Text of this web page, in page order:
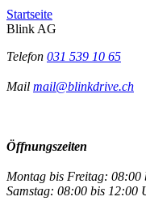
Startseite
Blink AG
Telefon 031 539 10 65
Mail mail@blinkdrive.ch
Öffnungszeiten
Montag bis Freitag:
Samstag: 08:00 bis 12:00